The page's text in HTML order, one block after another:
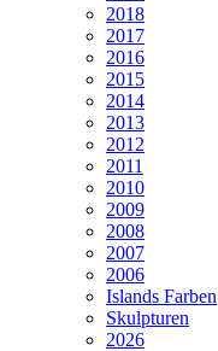
2018
2017
2016
2015
2014
2013
2012
2011
2010
2009
2008
2007
2006
Islands Farben
Skulpturen
2026